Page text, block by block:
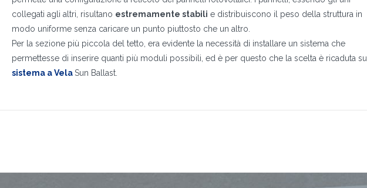
collegati agli altri, risultano estremamente stabili e distribuiscono il peso della struttura in
modo uniforme senza caricare un punto piuttosto che un altro.
Per la sezione più piccola del tetto, era evidente la necessità di installare un sistema che
permettesse di inserire quanti più moduli possibili, ed è per questo che la scelta è ricaduta sul
sistema a VelaSun Ballast.